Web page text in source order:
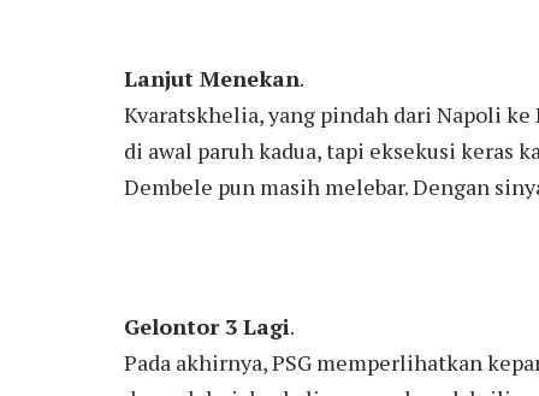
Lanjut Menekan.
Kvaratskhelia, yang pindah dari Napoli ke
di awal paruh kadua, tapi eksekusi keras
Dembele pun masih melebar. Dengan
Gelontor 3 Lagi.
Pada akhirnya, PSG memperlihatkan